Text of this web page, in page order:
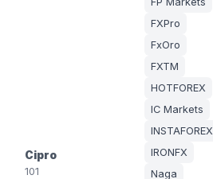
Cipro
101
FXPro
FxOro
FXTM
HOTFOREX
IC Markets
INSTAFOREX
IRONFX
Naga